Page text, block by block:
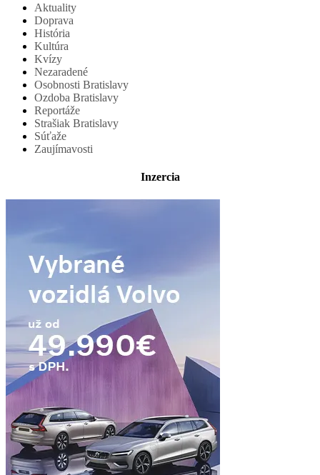
Aktuality
Doprava
História
Kultúra
Kvízy
Nezaradené
Osobnosti Bratislavy
Ozdoba Bratislavy
Reportáže
Strašiak Bratislavy
Súťaže
Zaujímavosti
Inzercia